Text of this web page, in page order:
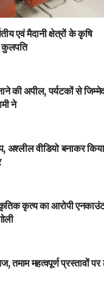
एवं मैदानी क्षेत्रों के कृषि
कुलपति
की अपील, पर्यटकों से
ने
अश्लील वीडियो बनाकर किया
कृत्य का आरोपी
तमाम महत्वपूर्ण प्रस्तावों